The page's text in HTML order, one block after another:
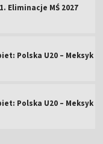
Eliminacje MŚ 2027
Polska U20 – Meksyk
Polska U20 – Meksyk